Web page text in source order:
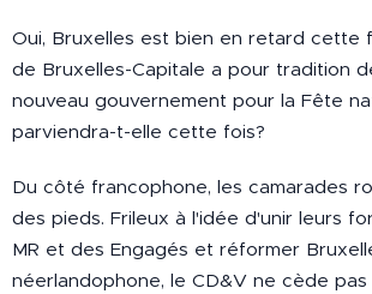
Oui, Bruxelles est bien en retard cette
de Bruxelles-Capitale a pour tradition
nouveau gouvernement pour la Fête
parviendra-t-elle cette fois?
Du côté francophone, les camarades
des pieds. Frileux à l'idée d'unir leurs
MR et des Engagés et réformer
néerlandophone, le CD&V ne cède pas